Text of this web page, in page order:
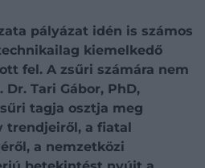
pályázat idén is számos
kiemelkedő
fel. A zsűri számára nem
Tari Gábor, PhD,
tagja osztja meg
trendjeiről, a fiatal
a nemzetközi